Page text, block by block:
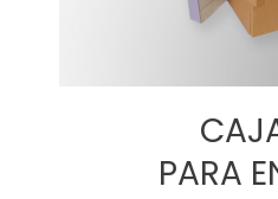
PARA